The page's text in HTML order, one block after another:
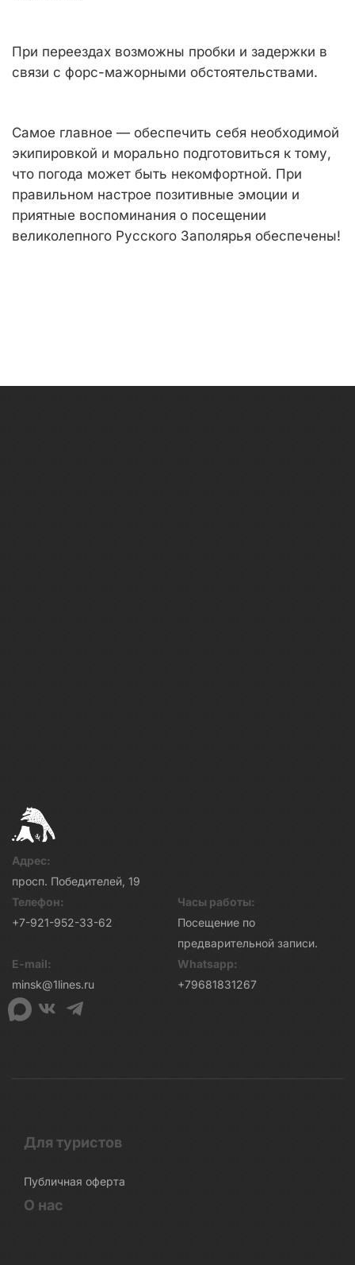
При переездах возможны пробки и задержки в
связи с форс-мажорными обстоятельствами.
Самое главное — обеспечить себя необходимой
экипировкой и морально подготовиться к тому,
что погода может быть некомфортной. При
правильном настрое позитивные эмоции и
приятные воспоминания о посещении
великолепного Русского Заполярья обеспечены!
Адрес:
просп. Победителей, 19
Телефон:
+7-921-952-33-62
Часы работы:
Посещение по
предварительной записи.
E-mail:
minsk@1lines.ru
Whatsapp:
+79681831267
Для туристов
Публичная оферта
О нас